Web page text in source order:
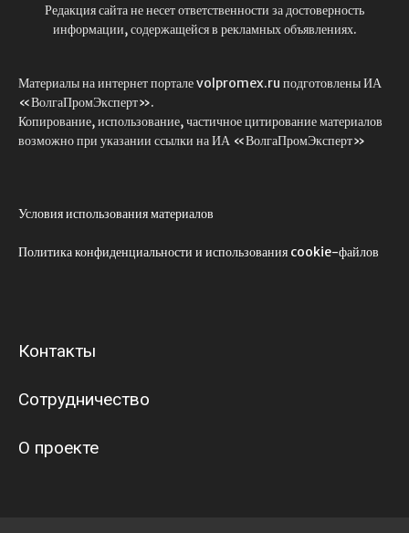
Редакция сайта не несет ответственности за достоверность
информации, содержащейся в рекламных объявлениях.
Материалы на интернет портале volpromex.ru подготовлены ИА
«ВолгаПромЭксперт».
Копирование, использование, частичное цитирование материалов
возможно при указании ссылки на ИА «ВолгаПромЭксперт»
Условия использования материалов
Политика конфиденциальности и использования cookie-файлов
Контакты
Сотрудничество
О проекте